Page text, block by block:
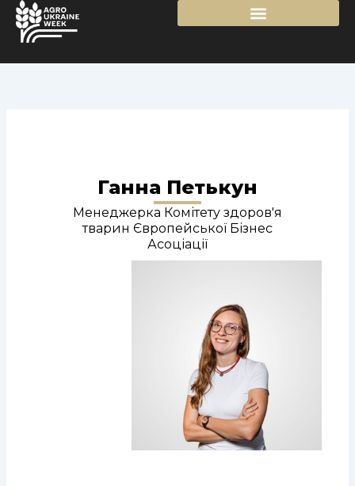
Перейти
вмісту
Ганна Петькун
Менеджерка Комітету здоров'я
тварин Європейської Бізнес
Асоціації